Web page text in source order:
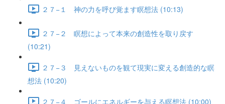
２７−１ 神の力を呼び覚ます瞑想法 (10:13)
２７−２ 瞑想によって本来の創造性を取り戻す
(10:21)
２７−３ 見えないものを観て現実に変える創造的な瞑
想法 (10:20)
２７−４ ゴールにエネルギーを与える瞑想法 (10:00)